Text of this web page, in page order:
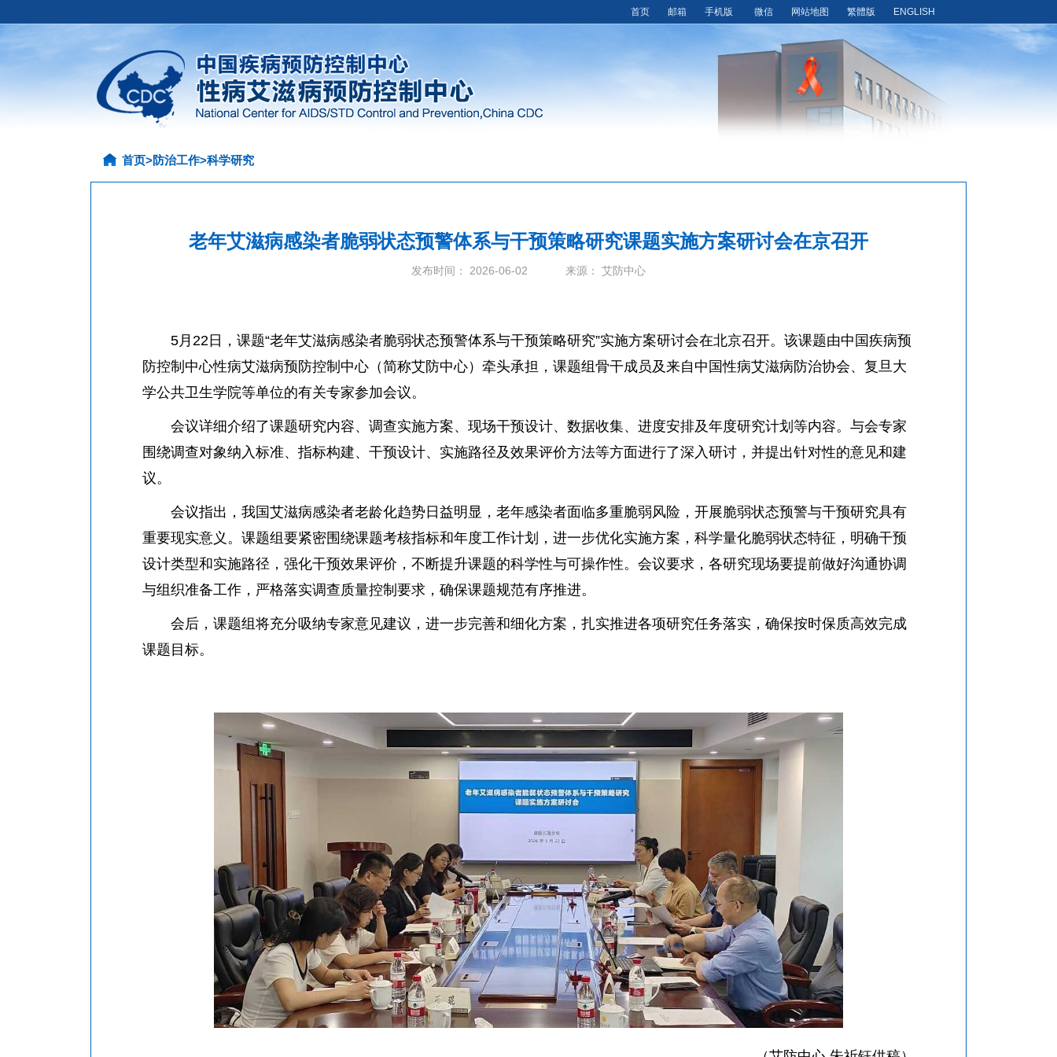
首页 邮箱 手机版 微信 网站地图 繁體版 ENGLISH
首页>防治工作>科学研究
老年艾滋病感染者脆弱状态预警体系与干预策略研究课题实施方案研讨会在京召开
发布时间： 2026-06-02 来源： 艾防中心
5月22日，课题“老年艾滋病感染者脆弱状态预警体系与干预策略研究”实施方案研讨会在北京召开。该课题由中国疾病预
防控制中心性病艾滋病预防控制中心（简称艾防中心）牵头承担，课题组骨干成员及来自中国性病艾滋病防治协会、复旦大
学公共卫生学院等单位的有关专家参加会议。
会议详细介绍了课题研究内容、调查实施方案、现场干预设计、数据收集、进度安排及年度研究计划等内容。与会专家
围绕调查对象纳入标准、指标构建、干预设计、实施路径及效果评价方法等方面进行了深入研讨，并提出针对性的意见和建
议。
会议指出，我国艾滋病感染者老龄化趋势日益明显，老年感染者面临多重脆弱风险，开展脆弱状态预警与干预研究具有
重要现实意义。课题组要紧密围绕课题考核指标和年度工作计划，进一步优化实施方案，科学量化脆弱状态特征，明确干预
设计类型和实施路径，强化干预效果评价，不断提升课题的科学性与可操作性。会议要求，各研究现场要提前做好沟通协调
与组织准备工作，严格落实调查质量控制要求，确保课题规范有序推进。
会后，课题组将充分吸纳专家意见建议，进一步完善和细化方案，扎实推进各项研究任务落实，确保按时保质高效完成
课题目标。